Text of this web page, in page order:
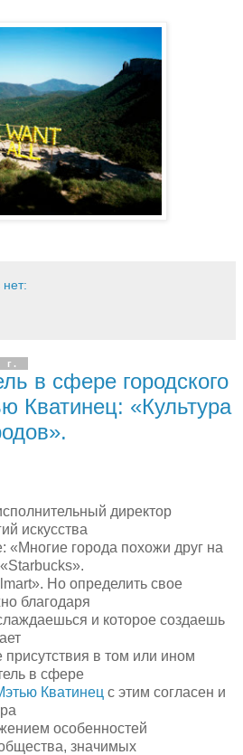
г.
в сфере городского
Кватинец: «Культура
директор
искусства
«Многие города похожи друг на
Но определить свое
благодаря
и которое создаешь
в том или ином
в сфере
Кватинец с этим согласен и
особенностей
значимых